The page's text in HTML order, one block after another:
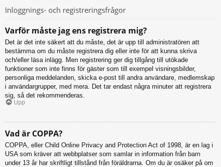
Inloggnings- och registreringsfrågor
Varför måste jag ens registrera mig?
Det är det inte säkert att du måste, det är upp till administratören att
bestämma om du måste registrera dig eller inte för att kunna skriva
och/eller läsa inlägg. Men registrering ger dig tillgång till utökade
funktioner som inte finns för gäster som till exempel visningsbilder,
personliga meddelanden, skicka e-post till andra användare, medlemskap
i användargrupper, med mera. Det tar endast några minuter att registrera
sig, så det rekommenderas.
Upp
Vad är COPPA?
COPPA, eller Child Online Privacy and Protection Act of 1998, är en lag i
USA som kräver att webbplatser som samlar in information från barn
under 13 år har skriftligt tillstånd från föräldrarna. Om du är osäker på om